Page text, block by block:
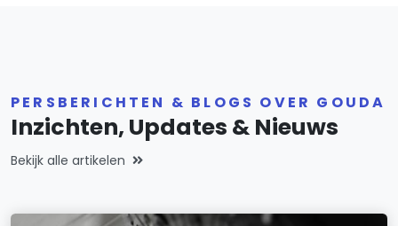
PERSBERICHTEN & BLOGS OVER GOUDA
Inzichten, Updates & Nieuws
Bekijk alle artikelen